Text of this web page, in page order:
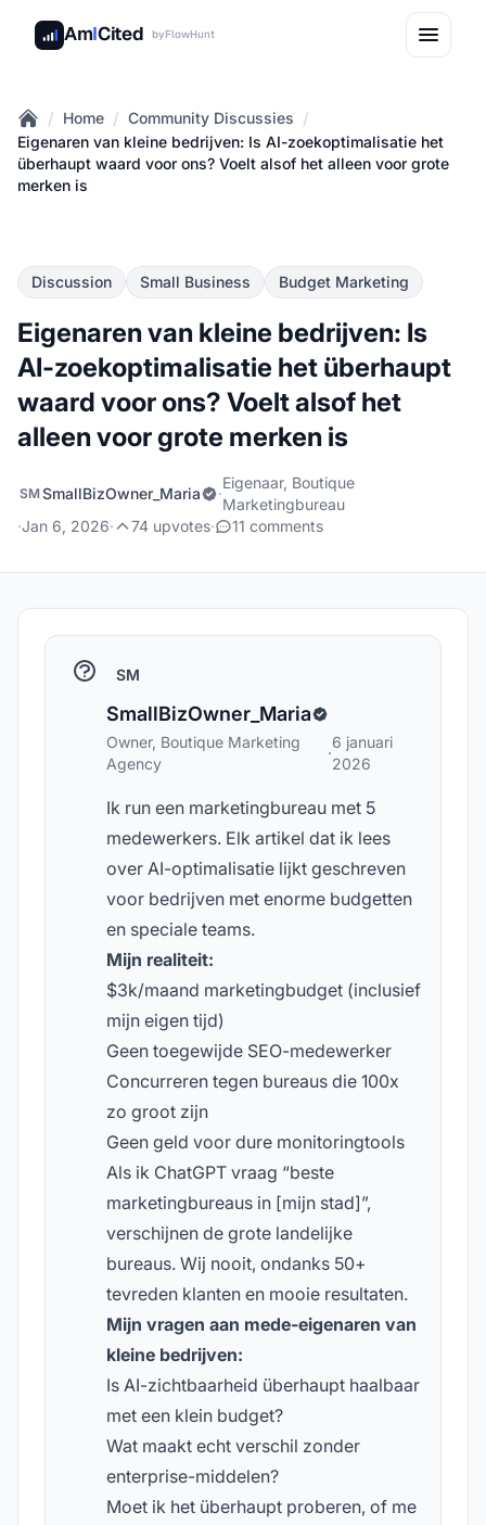
AmICited byFlowHunt
Home
/ Home / Community Discussies /
Eigenaren van kleine bedrijven: Is AI-zoekoptimalisatie het
überhaupt waard voor ons? Voelt alsof het alleen voor grote
merken is
Discussion Small Business Budget Marketing
Eigenaren van kleine bedrijven: Is
AI-zoekoptimalisatie het überhaupt
waard voor ons? Voelt alsof het
alleen voor grote merken is
SMSmallBizOwner_Maria ·
Eigenaar, Boutique
Marketingbureau
·Jan 6, 2026· 74 upvotes· 11 comments
SM
SmallBizOwner_Maria
Owner, Boutique Marketing
Agency
·
6 januari
2026
Ik run een marketingbureau met 5
medewerkers. Elk artikel dat ik lees
over AI-optimalisatie lijkt geschreven
voor bedrijven met enorme budgetten
en speciale teams.
Mijn realiteit:
$3k/maand marketingbudget (inclusief
mijn eigen tijd)
Geen toegewijde SEO-medewerker
Concurreren tegen bureaus die 100x
zo groot zijn
Geen geld voor dure monitoringtools
Als ik ChatGPT vraag “beste
marketingbureaus in [mijn stad]”,
verschijnen de grote landelijke
bureaus. Wij nooit, ondanks 50+
tevreden klanten en mooie resultaten.
Mijn vragen aan mede-eigenaren van
kleine bedrijven:
Is AI-zichtbaarheid überhaupt haalbaar
met een klein budget?
Wat maakt echt verschil zonder
enterprise-middelen?
Moet ik het überhaupt proberen, of me